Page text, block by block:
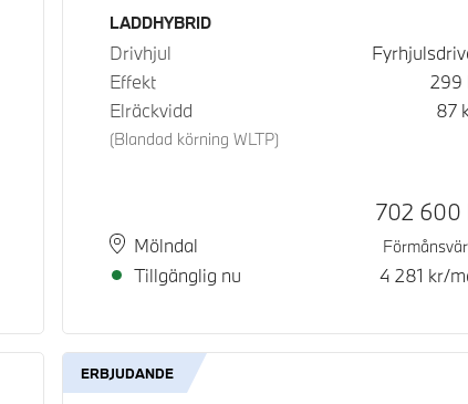
Bränsle
LADDHYBRID
Drivhjul
Effekt
299
Elräckvidd
(Blandad körning WLTP)
87
PlatsMölndal
Leveranstid
Tillgänglig nu
Kontantpris
702 600
4 281 kr/
ERBJUDANDE